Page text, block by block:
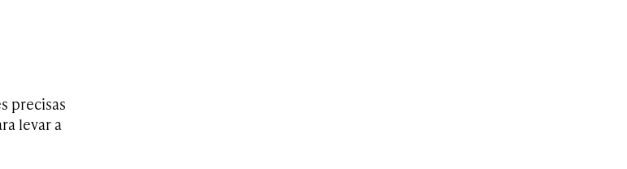
precisas
levar a